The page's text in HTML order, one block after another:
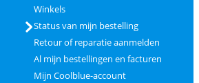
Winkels
Status van mijn bestelling
Retour of reparatie aanmelden
Al mijn bestellingen en facturen
Mijn Coolblue-account